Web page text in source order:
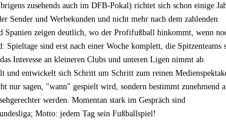
zusehends auch im DFB-Pokal) richtet sich schon einige
Sender und Werbekunden und nicht mehr nach dem zahlenden
Spanien zeigen deutlich, wo der Profifußball hinkommt, wenn
Spieltage sind erst nach einer Woche komplett, die Spitzenteams
Interesse an kleineren Clubs und unteren Ligen nimmt ab.
und entwickelt sich Schritt um Schritt zum reinen
nur sagen, "wann" gespielt wird, sondern bestimmt zunehmend
werden. Momentan stark im Gespräch sind
Motto: jedem Tag sein Fußballspiel!